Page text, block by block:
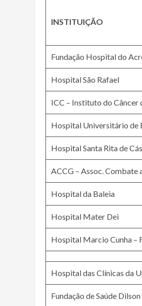
INSTITUIÇÃO
Fundação Hospital do
Hospital São Rafael
ICC – Instituto do Câncer
Hospital Universitário de
Hospital Santa Rita de
ACCG – Assoc. Combate
Hospital da Baleia
Hospital Mater Dei
Hospital Marcio Cunha –
Hospital das Clínicas da
Fundação de Saúde